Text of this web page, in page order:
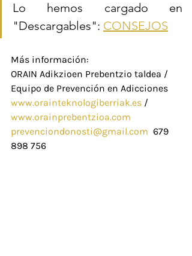
Lo hemos cargado en
"Descargables": CONSEJOS
Más información:
ORAIN Adikzioen Prebentzio taldea /
Equipo de Prevención en Adicciones
www.orainteknologiberriak.es /
www.orainprebentzioa.com
prevenciondonosti@gmail.com
  679
898 756